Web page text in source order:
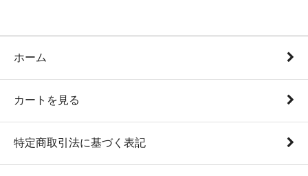
ホーム
カートを見る
特定商取引法に基づく表記